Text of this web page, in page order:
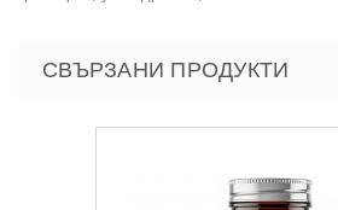
СВЪРЗАНИ ПРОДУКТИ